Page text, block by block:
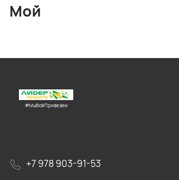
Мой
#МыВсёПривезем
+7 978 903-91-53